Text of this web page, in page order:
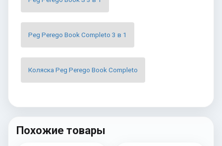
Peg Perego Book Completo 3 в 1
Коляска Peg Perego Book Completo
Похожие товары